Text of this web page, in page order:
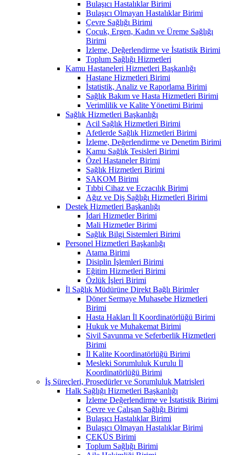
Bulaşıcı Hastalıklar Birimi
Bulaşıcı Olmayan Hastalıklar Birimi
Çevre Sağlığı Birimi
Çocuk, Ergen, Kadın ve Üreme Sağlığı
Birimi
İzleme, Değerlendirme ve İstatistik Birimi
Toplum Sağlığı Hizmetleri
Kamu Hastaneleri Hizmetleri Başkanlığı
Hastane Hizmetleri Birimi
İstatistik, Analiz ve Raporlama Birimi
Sağlık Bakım ve Hasta Hizmetleri Birimi
Verimlilik ve Kalite Yönetimi Birimi
Sağlık Hizmetleri Başkanlığı
Acil Sağlık Hizmetleri Birimi
Afetlerde Sağlık Hizmetleri Birimi
İzleme, Değerlendirme ve Denetim Birimi
Kamu Sağlık Tesisleri Birimi
Özel Hastaneler Birimi
Sağlık Hizmetleri Birimi
SAKOM Birimi
Tıbbi Cihaz ve Eczacılık Birimi
Ağız ve Diş Sağlığı Hizmetleri Birimi
Destek Hizmetleri Başkanlığı
İdari Hizmetler Birimi
Mali Hizmetler Birimi
Sağlık Bilgi Sistemleri Birimi
Personel Hizmetleri Başkanlığı
Atama Birimi
Disiplin İşlemleri Birimi
Eğitim Hizmetleri Birimi
Özlük İşleri Birimi
İl Sağlık Müdürüne Direkt Bağlı Birimler
Döner Sermaye Muhasebe Hizmetleri
Birimi
Hasta Hakları İl Koordinatörlüğü Birimi
Hukuk ve Muhakemat Birimi
Sivil Savunma ve Seferberlik Hizmetleri
Birimi
İl Kalite Koordinatörlüğü Birimi
Mesleki Sorumluluk Kurulu İl
Koordinatörlüğü Birimi
İş Süreçleri, Prosedürler ve Sorumluluk Matrisleri
Halk Sağlığı Hizmetleri Başkanlığı
İzleme Değerlendirme ve İstatistik Birimi
Çevre ve Çalışan Sağlığı Birimi
Bulaşıcı Hastalıklar Birimi
Bulaşıcı Olmayan Hastalıklar Birimi
ÇEKÜS Birimi
Toplum Sağlığı Birimi